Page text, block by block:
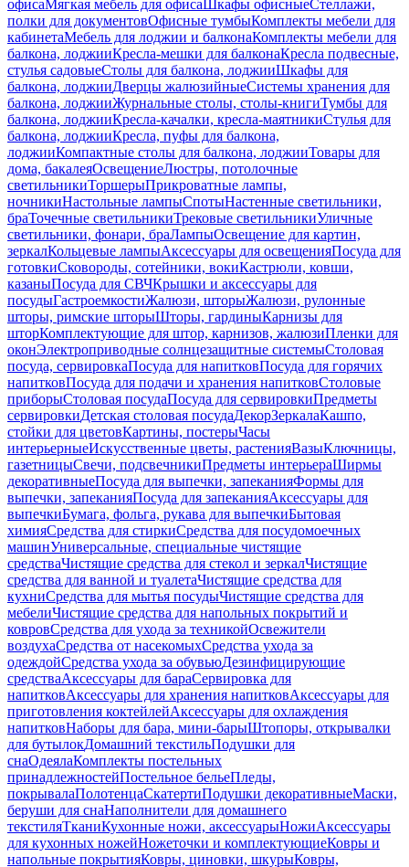
офисаМягкая мебель для офисаШкафы офисныеСтеллажи,
полки для документовОфисные тумбыКомплекты мебели для
кабинетаМебель для лоджии и балконаКомплекты мебели для
балкона, лоджииКресла-мешки для балконаКресла подвесные,
стулья садовыеСтолы для балкона, лоджииШкафы для
балкона, лоджииДверцы жалюзийныеСистемы хранения для
балкона, лоджииЖурнальные столы, столы-книгиТумбы для
балкона, лоджииКресла-качалки, кресла-маятникиСтулья для
балкона, лоджииКресла, пуфы для балкона,
лоджииКомпактные столы для балкона, лоджииТовары для
дома, бакалеяОсвещениеЛюстры, потолочные
светильникиТоршерыПрикроватные лампы,
ночникиНастольные лампыСпотыНастенные светильники,
браТочечные светильникиТрековые светильникиУличные
светильники, фонари, браЛампыОсвещение для картин,
зеркалКольцевые лампыАксессуары для освещенияПосуда для
готовкиСковороды, сотейники, вокиКастрюли, ковши,
казаныПосуда для СВЧКрышки и аксессуары для
посудыГастроемкостиЖалюзи, шторыЖалюзи, рулонные
шторы, римские шторыШторы, гардиныКарнизы для
шторКомплектующие для штор, карнизов, жалюзиПленки для
оконЭлектроприводные солнцезащитные системыСтоловая
посуда, сервировкаПосуда для напитковПосуда для горячих
напитковПосуда для подачи и хранения напитковСтоловые
приборыСтоловая посудаПосуда для сервировкиПредметы
сервировкиДетская столовая посудаДекорЗеркалаКашпо,
стойки для цветовКартины, постерыЧасы
интерьерныеИскусственные цветы, растенияВазыКлючницы,
газетницыСвечи, подсвечникиПредметы интерьераШирмы
декоративныеПосуда для выпечки, запеканияФормы для
выпечки, запеканияПосуда для запеканияАксессуары для
выпечкиБумага, фольга, рукава для выпечкиБытовая
химияСредства для стиркиСредства для посудомоечных
машинУниверсальные, специальные чистящие
средстваЧистящие средства для стекол и зеркалЧистящие
средства для ванной и туалетаЧистящие средства для
кухниСредства для мытья посудыЧистящие средства для
мебелиЧистящие средства для напольных покрытий и
ковровСредства для ухода за техникойОсвежители
воздухаСредства от насекомыхСредства ухода за
одеждойСредства ухода за обувьюДезинфицирующие
средстваАксессуары для бараСервировка для
напитковАксессуары для хранения напитковАксессуары для
приготовления коктейлейАксессуары для охлаждения
напитковНаборы для бара, мини-барыШтопоры, открывалки
для бутылокДомашний текстильПодушки для
снаОдеялаКомплекты постельных
принадлежностейПостельное бельеПледы,
покрывалаПолотенцаСкатертиПодушки декоративныеМаски,
беруши для снаНаполнители для домашнего
текстиляТканиКухонные ножи, аксессуарыНожиАксессуары
для кухонных ножейНожеточки и комплектующиеКовры и
напольные покрытияКовры, циновки, шкурыКовры,